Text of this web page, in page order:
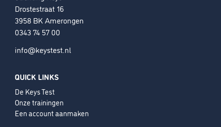
Drostestraat 16
3958 BK Amerongen
0343 74 57 00
info@keystest.nl
QUICK LINKS
De Keys Test
Onze trainingen
Een account aanmaken